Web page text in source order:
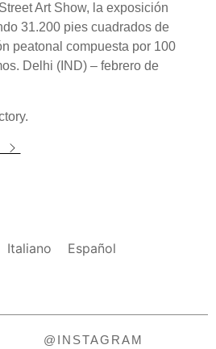
Art Show, la exposición
31.200 pies cuadrados de
peatonal compuesta por 100
Delhi (IND) – febrero de
>
Italiano Español
@INSTAGRAM